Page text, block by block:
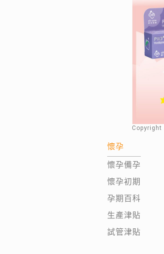
Copyright
懷孕
懷孕備孕
懷孕初期
孕期百科
生產津貼
試管津貼